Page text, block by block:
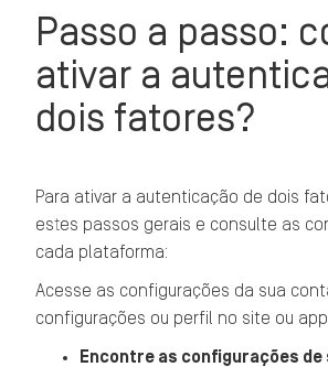
Passo a passo:
ativar a
dois fatores?
Para ativar a autenticação de dois
estes passos gerais e consulte as
cada plataforma:
Acesse as configurações da sua
configurações ou perfil no site ou
Encontre as configurações de